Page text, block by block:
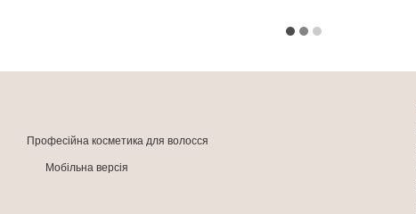
Професійна косметика для волосся
Мобільна версія